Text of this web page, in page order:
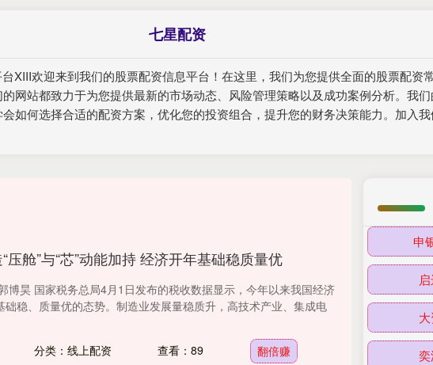
七星配资
XIII‌欢迎来到我们的股票配资信息平台！在这里，我们为您提供全面的股票配资
网站都致力于为您提供最新的市场动态、风险管理策略以及成功案例分析。我
如何选择合适的配资方案，优化您的投资组合，提升您的财务决策能力。加入
压舱”与“芯”动能加持 经济开年基础稳质量优
博昊 国家税务总局4月1日发布的税收数据显示，今年以来我国经济
础稳、质量优的态势。制造业发展量稳质升，高技术产业、集成电
分类：线上配资 查看：89 翻倍赚
申